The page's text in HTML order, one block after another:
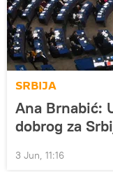
SRBIJA
Ana Brnabić:
dobrog za
3 Jun, 11:16